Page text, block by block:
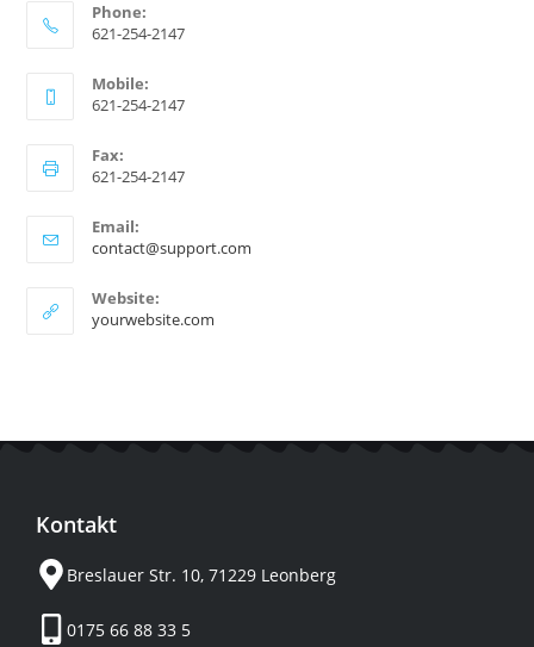
Phone:
621-254-2147
Mobile:
621-254-2147
Fax:
621-254-2147
Email:
contact@support.com
Website:
yourwebsite.com
Kontakt
Breslauer Str. 10, 71229 Leonberg
0175 66 88 33 5